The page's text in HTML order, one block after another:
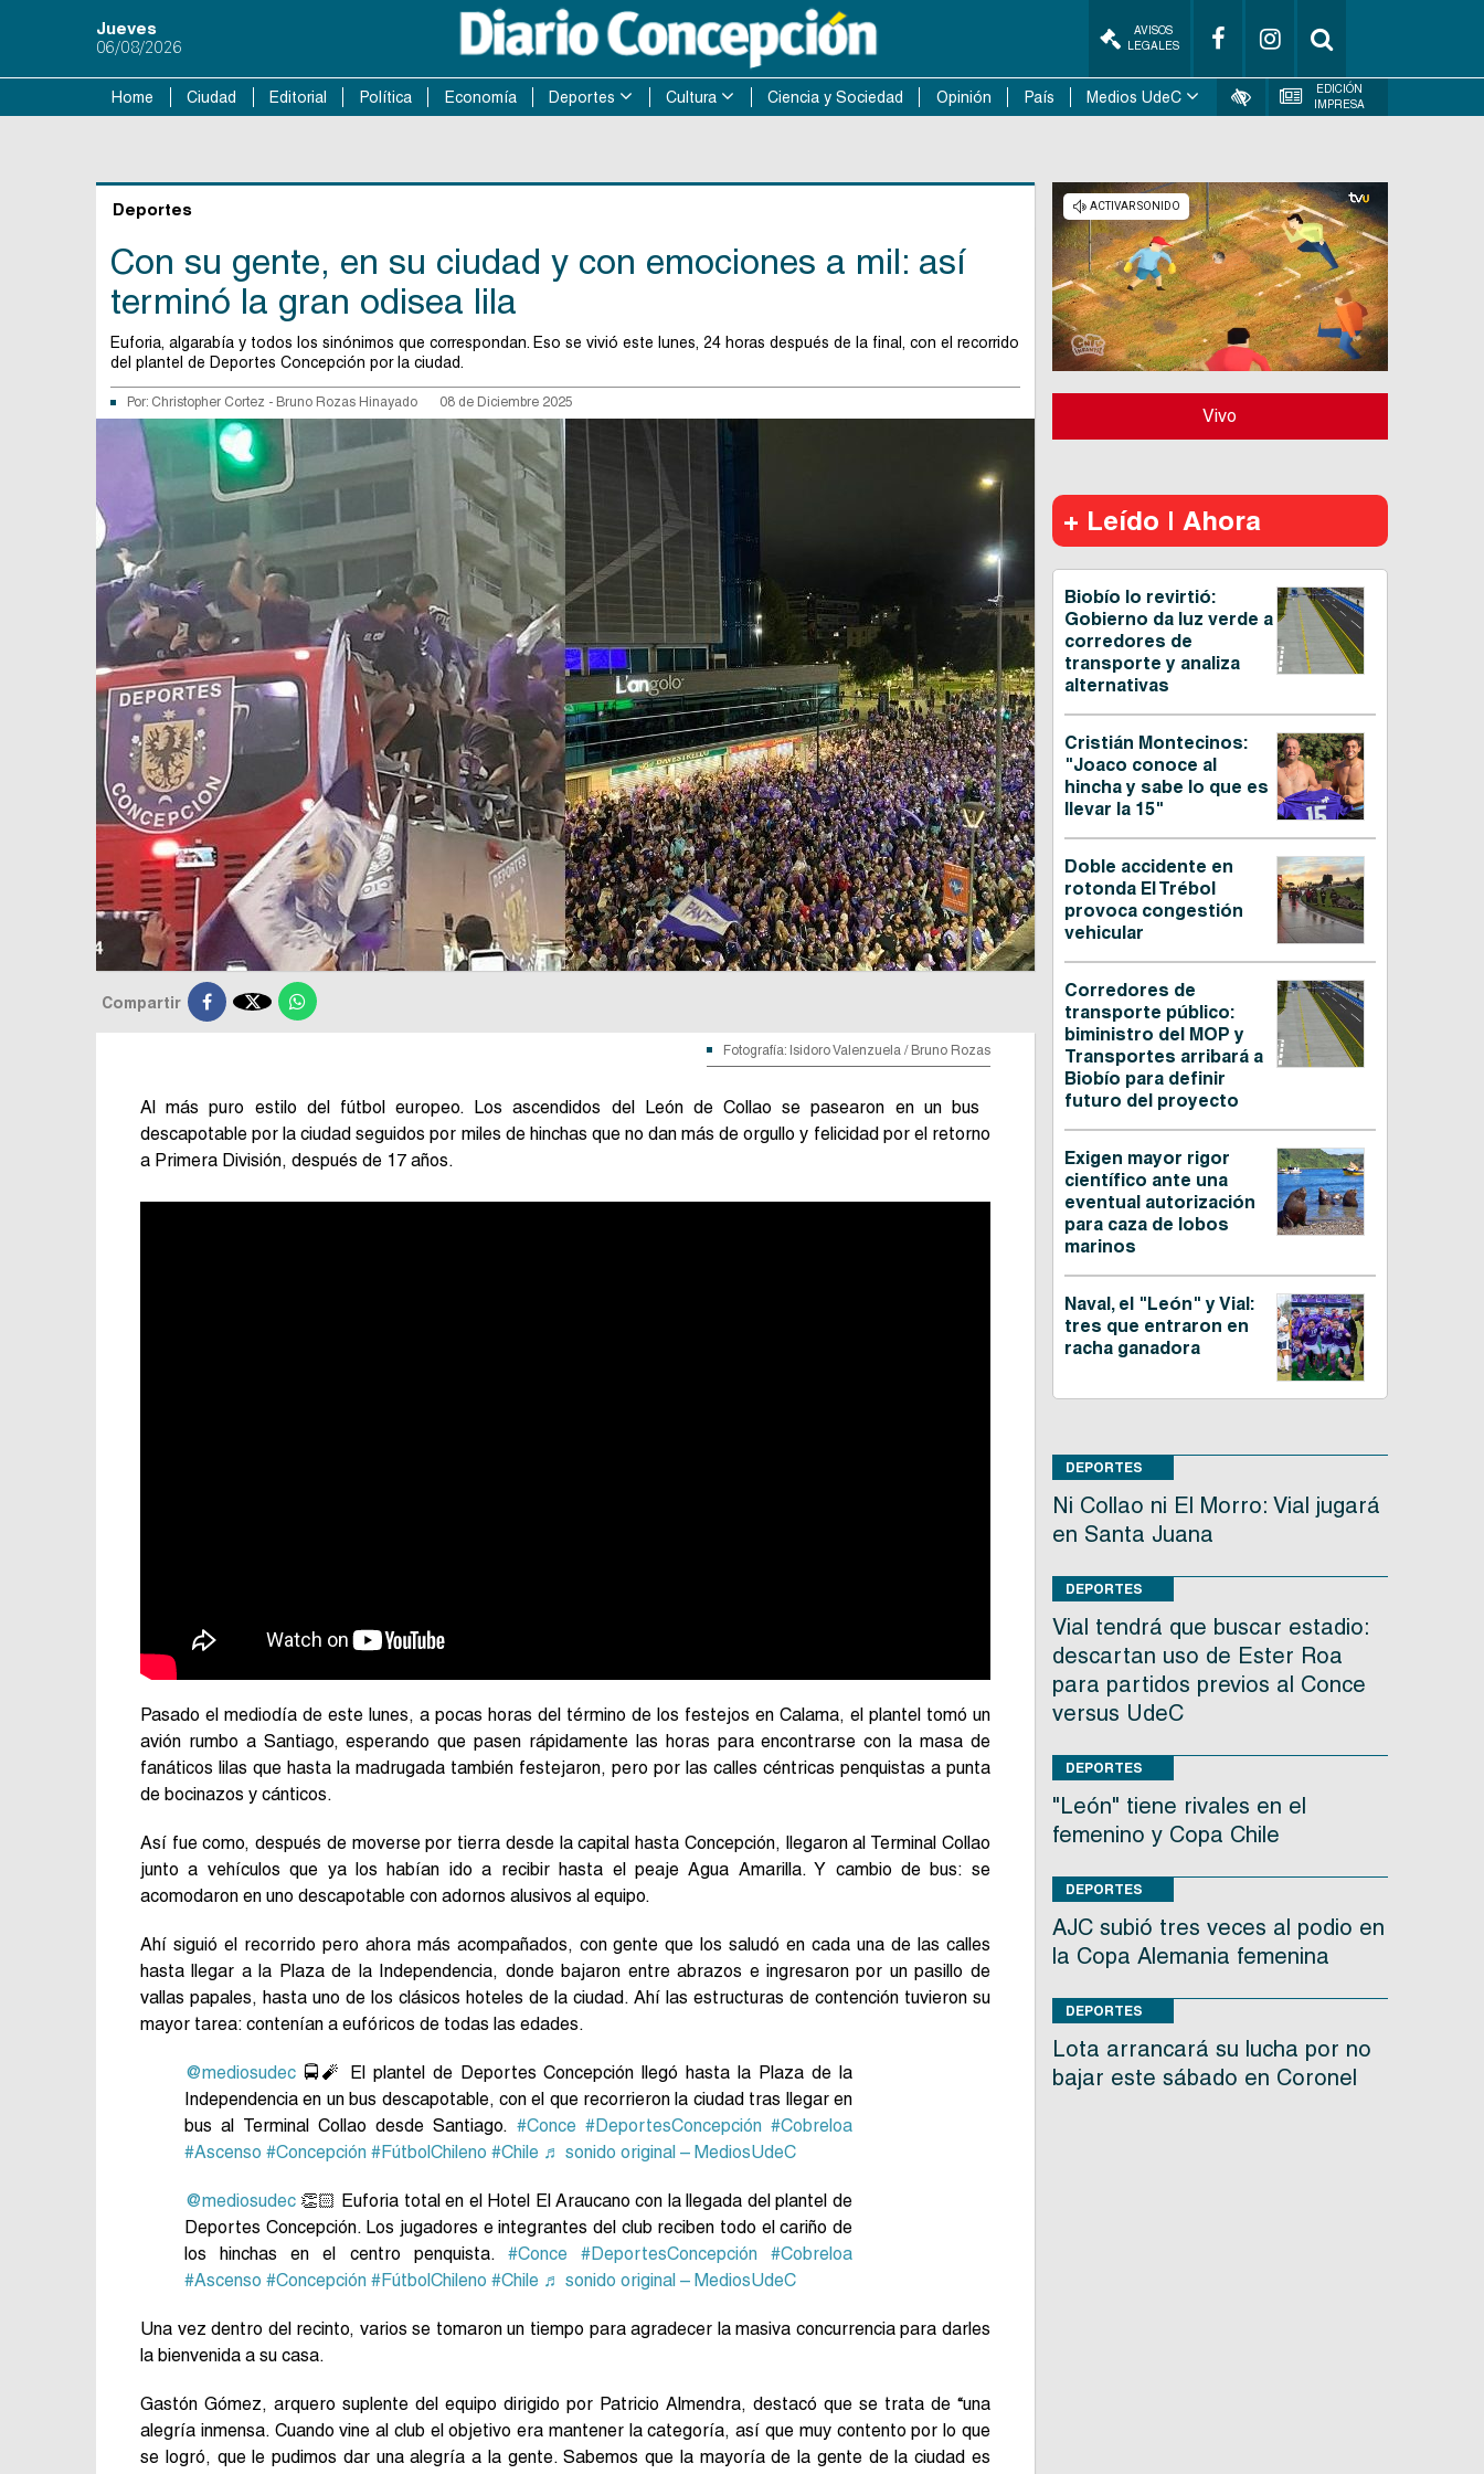
Jueves
06/08/2026
AVISOS
LEGALES
Home Ciudad Editorial Política Economía Deportes Cultura Ciencia y Sociedad Opinión País Medios UdeC
EDICIÓN
IMPRESA
Deportes
Con su gente, en su ciudad y con emociones a mil: así
terminó la gran odisea lila
Euforia, algarabía y todos los sinónimos que correspondan. Eso se vivió este lunes, 24 horas después de la final, con el recorrido
del plantel de Deportes Concepción por la ciudad.
Por: Christopher Cortez - Bruno Rozas Hinayado 08 de Diciembre 2025
Compartir 
Fotografía: Isidoro Valenzuela / Bruno Rozas
Al más puro estilo del fútbol europeo. Los ascendidos del León de Collao se pasearon en un bus
descapotable por la ciudad seguidos por miles de hinchas que no dan más de orgullo y felicidad por el retorno
a Primera División, después de 17 años.
Pasado el mediodía de este lunes, a pocas horas del término de los festejos en Calama, el plantel tomó un
avión rumbo a Santiago, esperando que pasen rápidamente las horas para encontrarse con la masa de
fanáticos lilas que hasta la madrugada también festejaron, pero por las calles céntricas penquistas a punta
de bocinazos y cánticos.
Así fue como, después de moverse por tierra desde la capital hasta Concepción, llegaron al Terminal Collao
junto a vehículos que ya los habían ido a recibir hasta el peaje Agua Amarilla. Y cambio de bus: se
acomodaron en uno descapotable con adornos alusivos al equipo.
Ahí siguió el recorrido pero ahora más acompañados, con gente que los saludó en cada una de las calles
hasta llegar a la Plaza de la Independencia, donde bajaron entre abrazos e ingresaron por un pasillo de
vallas papales, hasta uno de los clásicos hoteles de la ciudad. Ahí las estructuras de contención tuvieron su
mayor tarea: contenían a eufóricos de todas las edades.
@mediosudec 🚍🧨 El plantel de Deportes Concepción llegó hasta la Plaza de la
Independencia en un bus descapotable, con el que recorrieron la ciudad tras llegar en
bus al Terminal Collao desde Santiago. #Conce #DeportesConcepción #Cobreloa
#Ascenso #Concepción #FútbolChileno #Chile ♬ sonido original – MediosUdeC
@mediosudec 👏🏻 Euforia total en el Hotel El Araucano con la llegada del plantel de
Deportes Concepción. Los jugadores e integrantes del club reciben todo el cariño de
los hinchas en el centro penquista. #Conce #DeportesConcepción
#Cobreloa
#Ascenso #Concepción #FútbolChileno #Chile ♬ sonido original – MediosUdeC
Una vez dentro del recinto, varios se tomaron un tiempo para agradecer la masiva concurrencia para darles
la bienvenida a su casa.
Gastón Gómez, arquero suplente del equipo dirigido por Patricio Almendra, destacó que se trata de “una
alegría inmensa. Cuando vine al club el objetivo era mantener la categoría, así que muy contento por lo que
se logró, que le pudimos dar una alegría a la gente. Sabemos que la mayoría de la gente de la ciudad es
Vivo
+ Leído | Ahora
Biobío lo revirtió:
Gobierno da luz verde a
corredores de
transporte y analiza
alternativas
Cristián Montecinos:
"Joaco conoce al
hincha y sabe lo que es
llevar la 15"
Doble accidente en
rotonda El Trébol
provoca congestión
vehicular
Corredores de
transporte público:
biministro del MOP y
Transportes arribará a
Biobío para definir
futuro del proyecto
Exigen mayor rigor
científico ante una
eventual autorización
para caza de lobos
marinos
Naval, el "León" y Vial:
tres que entraron en
racha ganadora
DEPORTES
Ni Collao ni El Morro: Vial jugará
en Santa Juana
DEPORTES
Vial tendrá que buscar estadio:
descartan uso de Ester Roa
para partidos previos al Conce
versus UdeC
DEPORTES
"León" tiene rivales en el
femenino y Copa Chile
DEPORTES
AJC subió tres veces al podio en
la Copa Alemania femenina
DEPORTES
Lota arrancará su lucha por no
bajar este sábado en Coronel